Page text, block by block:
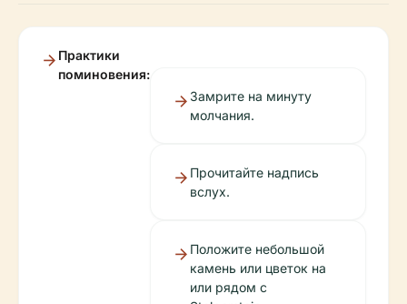
Практики
поминовения:
Замрите на минуту
молчания.
Прочитайте надпись
вслух.
Положите небольшой
камень или цветок на
или рядом с